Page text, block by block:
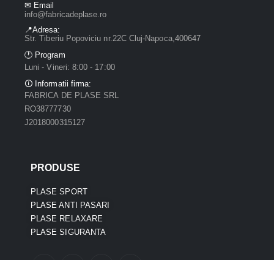
✉ Email
info@fabricadeplase.ro
📍Adresa:
Str. Tiberiu Popoviciu nr.22C Cluj-Napoca,400647
🕐 Program
Luni - Vineri: 8:00 - 17:00
🛈 Informatii firma:
FABRICA DE PLASE SRL
RO38777730
J2018000315127
PRODUSE
PLASE SPORT
PLASE ANTI PASARI
PLASE RELAXARE
PLASE SIGURANTA